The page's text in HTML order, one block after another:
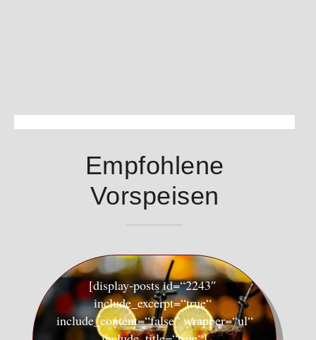
Empfohlene
Vorspeisen
[display-posts id=“2243″
include_excerpt=“true“
include_content=“false“ wrapper=“ul“